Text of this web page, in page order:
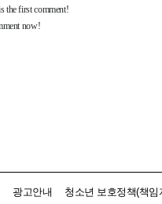
광고안내 청소년 보호정책(책임